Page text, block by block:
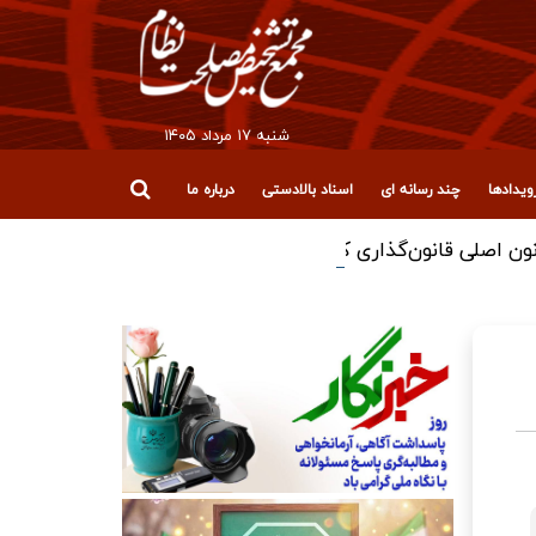
شنبه ۱۷ مرداد ۱۴۰۵
چند رسانه ای اسناد بالادستی درباره ما
اصلی قانون‌گذاری کشور باشد